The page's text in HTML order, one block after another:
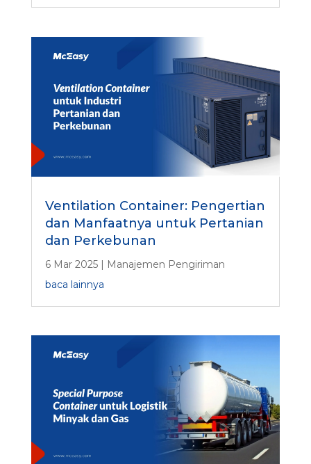
Ventilation Container: Pengertian
dan Manfaatnya untuk Pertanian
dan Perkebunan
6 Mar 2025| Manajemen Pengiriman
baca lainnya